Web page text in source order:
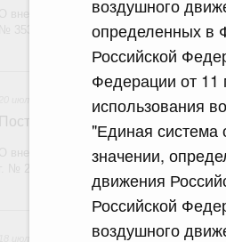
воздушного
определенных в
Российской
Федерации от
использования
"Единая система
значении,
движения
Российской
воздушного
О внесении изменения в постановление
20
Постановление Правительства
О внесении изменений в постановление